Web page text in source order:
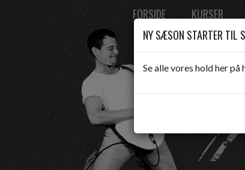
FORSIDE KURSER
NY SÆSON STARTER TIL
Se alle vores hold her